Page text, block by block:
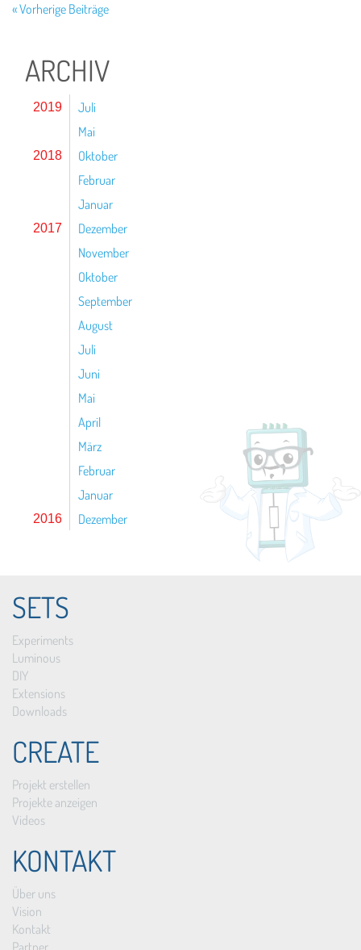
« Vorherige Beiträge
ARCHIV
2019
Juli
Mai
2018
Oktober
Februar
Januar
2017
Dezember
November
Oktober
September
August
Juli
Juni
Mai
April
März
Februar
Januar
2016 Dezember
SETS
Experiments
Luminous
DIY
Extensions
Downloads
CREATE
Projekt erstellen
Projekte anzeigen
Videos
KONTAKT
Über uns
Vision
Kontakt
Partner